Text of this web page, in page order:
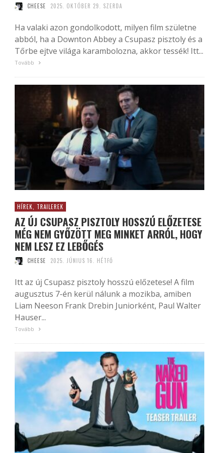
CHEESE 2025. OKTÓBER 29. SZERDA
Ha valaki azon gondolkodott, milyen film születne
abból, ha a Downton Abbey a Csupasz pisztoly és a
Tőrbe ejtve világa karambolozna, akkor tessék! Itt...
Tovább
HÍREK, TRAILEREK
AZ ÚJ CSUPASZ PISZTOLY HOSSZÚ ELŐZETESE
MÉG NEM GYŐZÖTT MEG MINKET ARRÓL, HOGY
NEM LESZ EZ LEBŐGÉS
CHEESE 2025. JÚNIUS 16. HÉTFŐ
Itt az új Csupasz pisztoly hosszú előzetese! A film
augusztus 7-én kerül nálunk a mozikba, amiben
Liam Neeson Frank Drebin Juniorként, Paul Walter
Hauser...
Tovább